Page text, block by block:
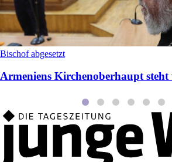
Bischof abgesetzt
Armeniens Kirchenoberhaupt